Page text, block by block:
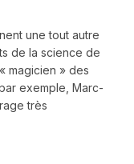
une tout autre
de la science de
magicien » des
exemple, Marc-
très